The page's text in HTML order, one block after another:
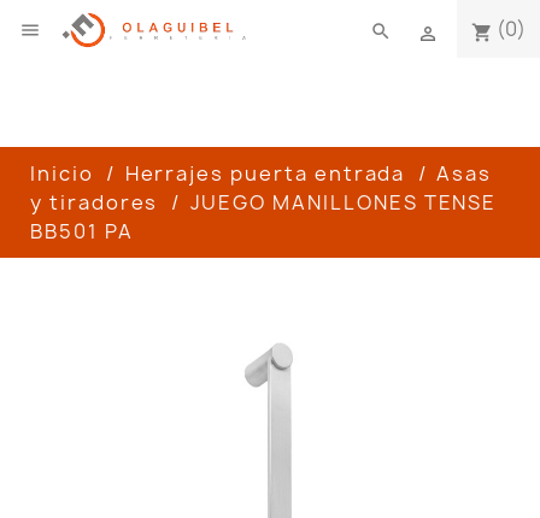
 shopping_cart (0)

search
Inicio Herrajes puerta entrada
Asas
y tiradores
JUEGO MANILLONES TENSE
BB501 PA